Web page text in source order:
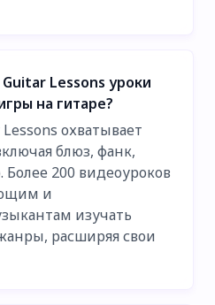
Lessons уроки
на гитаре?
охватывает
блюз, фанк,
200 видеоуроков
и
изучать
расширяя свои